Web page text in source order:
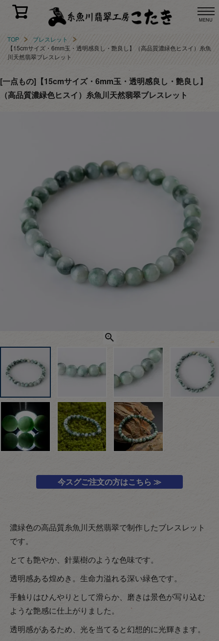
MENU
TOP
ブレスレット
【15cmサイズ・6mm玉・透明感良し・艶良し】（高品質濃緑色ヒスイ）糸魚
川天然翡翠ブレスレット
[一点もの]【15cmサイズ・6mm玉・透明感良し・艶良し】
（高品質濃緑色ヒスイ）糸魚川天然翡翠ブレスレット
今スグご注文の方はこちら ≫
濃緑色の高品質糸魚川天然翡翠で制作したブレスレット
です。
とても艶やか、針葉樹のような色味です。
透明感ある煌めき。生命力溢れる深い緑色です。
手触りはひんやりとして滑らか、磨きは景色が写り込む
ような艶感に仕上がりました。
透明感があるため、光を当てると幻想的に光輝きます。